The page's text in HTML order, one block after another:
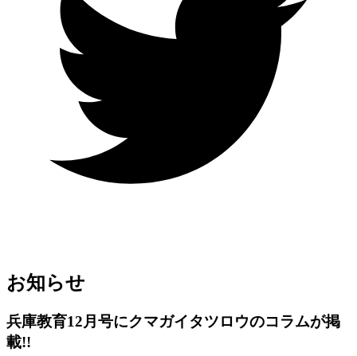
お知らせ
兵庫教育12月号にクマガイタツロウのコラムが掲
載!!